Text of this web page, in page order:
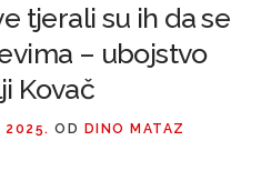
O MENI MEMBERSHIP
tjerali su ih da se
– ubojstvo
Kovač
2025. OD DINO MATAZ